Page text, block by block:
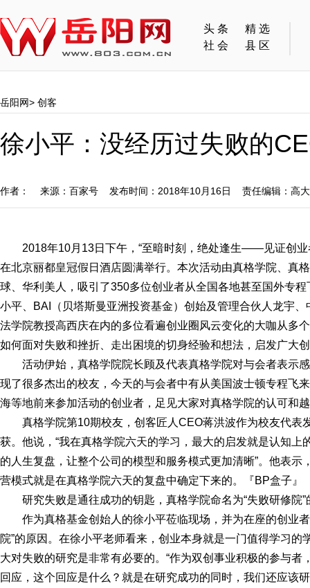
头条
精选
社会
县区
岳阳网> 创客
徐小平：没经历过失败的
作者： 来源：百家号 发布时间：2018年10月16日 责任编辑：高
2018年10月13日下午，“至暗时刻，绝处逢生——见证创
在北京丽都皇冠假日酒店圆满举行。本次活动由真格学院、真
球、华利美人，吸引了350多位创业者从全国各地甚至国外专
小平、BAI（贝塔斯曼亚洲投资基金）创始及管理合伙人龙宇
法学院教授高西庆在内的多位看遍创业圈风云变化的大咖从多
如何面对失败和挫折、走出困境的切身经验和想法，启发广大
活动伊始，真格学院院长顾及代表真格学院对与会者表示
现了很多杰出的校友，今天的与会者中有从美国波士顿专程飞
海等地前来参加活动的创业者，足见大家对真格学院的认可和
真格学院第10期校友，创客匠人CEO蒋洪波作为校友代表
获。他说，“我在真格学院六天的学习，最大的启发就是认知
的人生复盘，让整个公司的模型和服务模式更加清晰”。他表示
营模式就是在真格学院六天的复盘中确定下来的。『BP盒子』
研究失败是通往成功的钥匙，真格学院命名为“失败研修院”
作为真格基金创始人的徐小平莅临现场，并为在座的创业
院”的原因。在徐小平老师看来，创业本身就是一门值得学习
大对失败的研究是非常有必要的。“作为双创事业积极的参与
回应，这个回应是什么？就是在研究成功的同时，我们还应该